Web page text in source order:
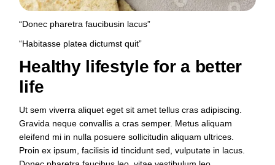
“Donec pharetra faucibusin lacus”
“Habitasse platea dictumst quit”
Healthy lifestyle for a better
life
Ut sem viverra aliquet eget sit amet tellus cras adipiscing.
Gravida neque convallis a cras semper. Metus aliquam
eleifend mi in nulla posuere sollicitudin aliquam ultrices.
Proin ex ipsum, facilisis id tincidunt sed, vulputate in lacus.